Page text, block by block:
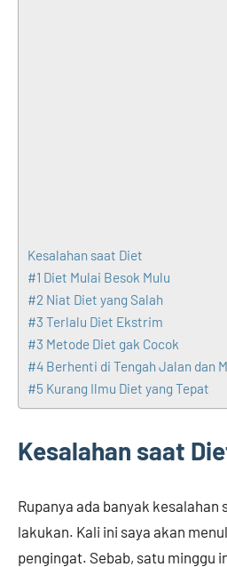
Kesalahan saat Diet
#1 Diet Mulai Besok Mulu
#2 Niat Diet yang Salah
#3 Terlalu Diet Ekstrim
#3 Metode Diet gak Cocok
#4 Berhenti di Tengah Jalan dan
#5 Kurang Ilmu Diet yang Tepat
Kesalahan saat
Rupanya ada banyak kesalahan
lakukan. Kali ini saya akan
pengingat. Sebab, satu minggu